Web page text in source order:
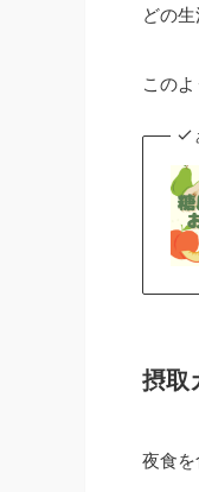
どの
この
摂取
夜食を